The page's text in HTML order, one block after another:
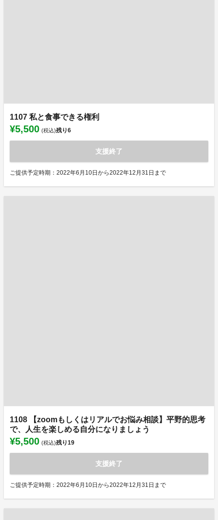
1107 私と食事できる権利
¥5,500 (税込)残り6
支援終了
ご提供予定時期：2022年6月10日から2022年12月31日まで
1108 【zoomもしくはリアルでお悩み相談】平野的思考
で、人生を楽しめる自分になりましょう
¥5,500 (税込)残り19
支援終了
ご提供予定時期：2022年6月10日から2022年12月31日まで